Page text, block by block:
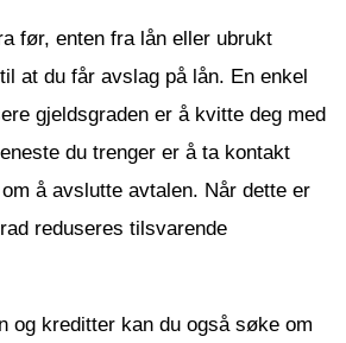
før, enten fra lån eller ubrukt
at du får avslag på lån. En enkel
gjeldsgraden er å kvitte deg med
du trenger er å ta kontakt
å avslutte avtalen. Når dette er
reduseres tilsvarende
og kreditter kan du også søke om